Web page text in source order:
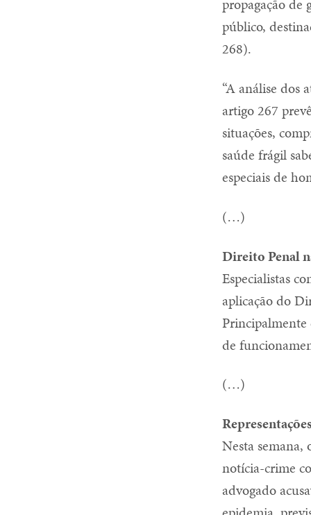
propagação
público,
268).
“A análise dos
artigo 267
situações,
saúde frágil
especiais de
(…)
Direito Penal
Especialistas
aplicação do
Principalmente
de
(…)
Nesta
notícia-crime
advogado